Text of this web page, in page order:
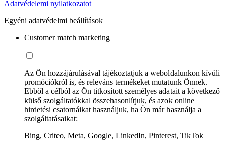
Adatvédelemi nyilatkozatot
Egyéni adatvédelmi beállítások
Customer match marketing
Az Ön hozzájárulásával tájékoztatjuk a weboldalunkon kívüli
promóciókról is, és releváns termékeket mutatunk Önnek.
Ebből a célból az Ön titkosított személyes adatait a következő
külső szolgáltatókkal összehasonlítjuk, és azok online
hirdetési csatornáikat használjuk, ha Ön már használja a
szolgáltatásaikat:
Bing, Criteo, Meta, Google, LinkedIn, Pinterest, TikTok